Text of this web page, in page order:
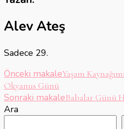
Alev Ateş
Sadece 29.
Yazı
dolaşımı
Önceki makaleYaşam
Okyanus Günü
Sonraki makaleBabalar Günü
Ara